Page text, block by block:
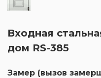
Входная
дом RS-385
Замер (вызов